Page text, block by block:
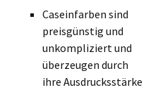
Caseinfarben sind
preisgünstig und
unkompliziert und
überzeugen durch
ihre Ausdrucksstärke